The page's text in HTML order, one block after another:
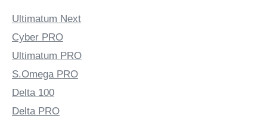
Ultimatum Next
Cyber PRO
Ultimatum PRO
S.Omega PRO
Delta 100
Delta PRO